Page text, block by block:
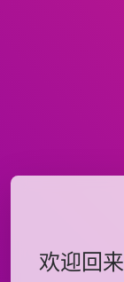
欢迎回来